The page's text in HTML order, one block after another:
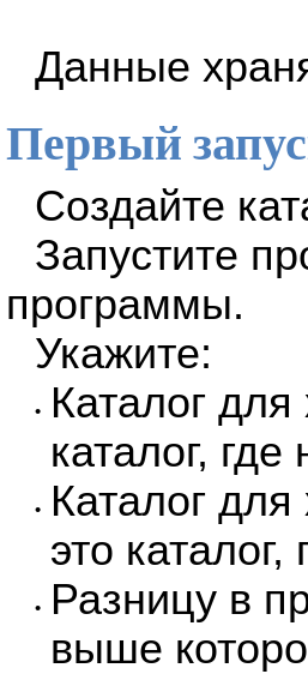
Данные
Первый
Создайте
Запустите
программы.
Укажите:
•
Каталог
каталог,
•
Каталог
это
•
Разницу в
выше